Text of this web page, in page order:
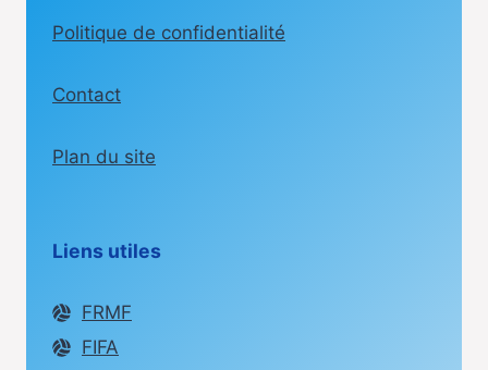
Politique de confidentialité
Contact
Plan du site
Liens utiles
FRMF
FIFA